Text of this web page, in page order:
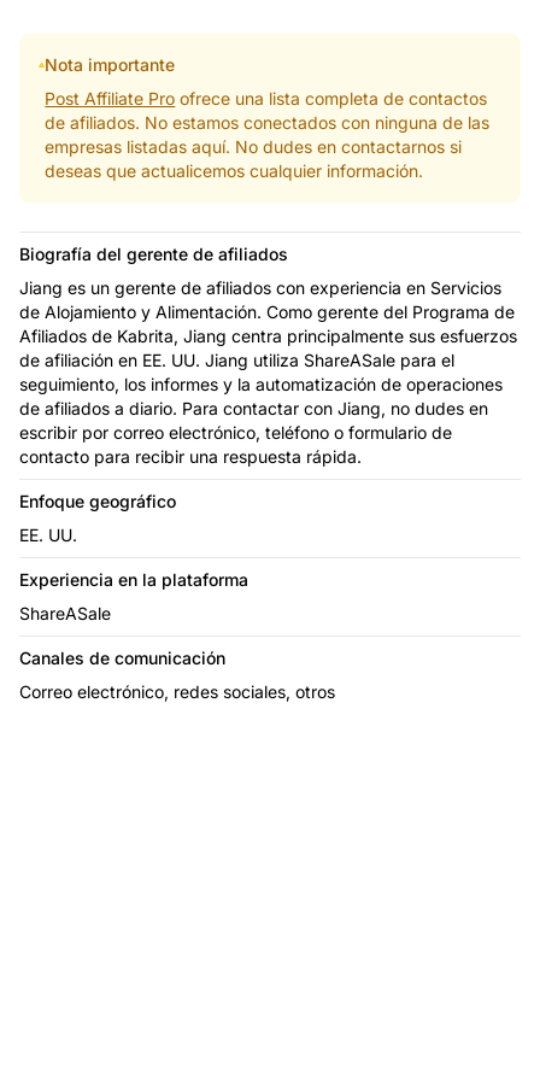
Nota importante
Post Affiliate Pro ofrece una lista completa de contactos
de afiliados. No estamos conectados con ninguna de las
empresas listadas aquí. No dudes en contactarnos si
deseas que actualicemos cualquier información.
Biografía del gerente de afiliados
Jiang es un gerente de afiliados con experiencia en Servicios
de Alojamiento y Alimentación. Como gerente del Programa de
Afiliados de Kabrita, Jiang centra principalmente sus esfuerzos
de afiliación en EE. UU. Jiang utiliza ShareASale para el
seguimiento, los informes y la automatización de operaciones
de afiliados a diario. Para contactar con Jiang, no dudes en
escribir por correo electrónico, teléfono o formulario de
contacto para recibir una respuesta rápida.
Enfoque geográfico
EE. UU.
Experiencia en la plataforma
ShareASale
Canales de comunicación
Correo electrónico, redes sociales, otros